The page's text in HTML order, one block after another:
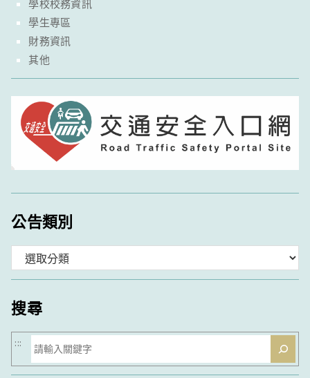
學校校務資訊
學生專區
財務資訊
其他
公告類別
類
搜尋
搜
尋
:::